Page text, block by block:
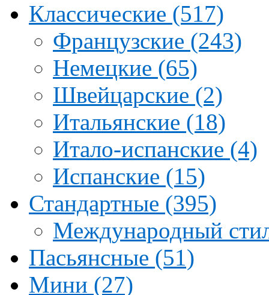
Классические (517)
Французские (243)
Немецкие (65)
Швейцарские (2)
Итальянские (18)
Итало-испанские (4)
Испанские (15)
Стандартные (395)
Международный
Пасьянсные (51)
Мини (27)